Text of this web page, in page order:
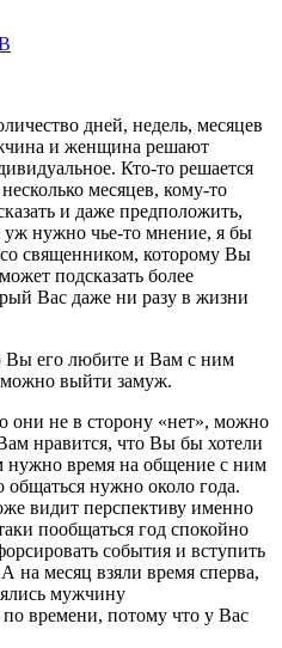
дней, недель, месяцев
и женщина решают
Кто-то решается
месяцев, кому-то
и даже предположить,
нужно чье-то мнение, я бы
священником, которому Вы
подсказать более
Вас даже ни разу в жизни
Вы его любите и Вам с ним
выйти замуж.
они не в сторону «нет», можно
нравится, что Вы бы хотели
нужно время на общение с ним
общаться нужно около года.
видит перспективу именно
пообщаться год спокойно
события и вступить
на месяц взяли время сперва,
мужчину
времени, потому что у Вас